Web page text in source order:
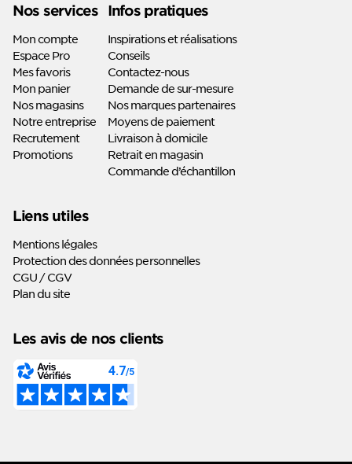
Nos services
Mon compte
Espace Pro
Mes favoris
Mon panier
Nos magasins
Notre entreprise
Recrutement
Promotions
Infos pratiques
Inspirations et réalisations
Conseils
Contactez-nous
Demande de sur-mesure
Nos marques partenaires
Moyens de paiement
Livraison à domicile
Retrait en magasin
Commande d’échantillon
Liens utiles
Mentions légales
Protection des données personnelles
CGU / CGV
Plan du site
Les avis de nos clients